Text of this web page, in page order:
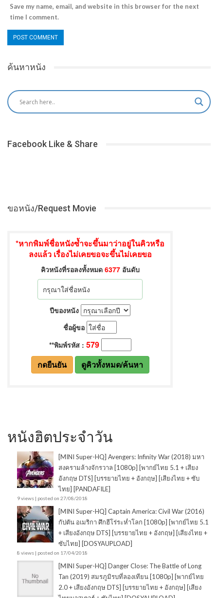
Save my name, email, and website in this browser for the next
time I comment.
ค้นหาหนัง
Facebook Like & Share
ขอหนัง/Request Movie
หนังฮิตประจำวัน
[MINI Super-HQ] Avengers: Infinity War (2018) มหา
สงครามล้างจักรวาล [1080p] [พากย์ไทย 5.1 + เสียง
อังกฤษ DTS] [บรรยายไทย + อังกฤษ] [เสียงไทย + ซับ
ไทย] [PANDAFILE]
9 views | posted on 27/08/2018
[MINI Super-HQ] Captain America: Civil War (2016)
กัปตัน อเมริกา ศึกฮีโร่ระห่ำโลก [1080p] [พากย์ไทย 5.1
+ เสียงอังกฤษ DTS] [บรรยายไทย + อังกฤษ] [เสียงไทย +
ซับไทย] [DOSYAUPLOAD]
8 views | posted on 17/04/2018
[MINI Super-HQ] Danger Close: The Battle of Long
Tan (2019) สมรภูมิรบที่ลองเทียน [1080p] [พากย์ไทย
2.0 + เสียงอังกฤษ DTS] [บรรยายไทย + อังกฤษ] [เสียง